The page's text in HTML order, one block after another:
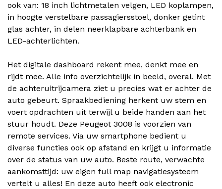
ook van: 18 inch lichtmetalen velgen, LED koplampen,
in hoogte verstelbare passagiersstoel, donker getint
glas achter, in delen neerklapbare achterbank en
LED-achterlichten.
Het digitale dashboard rekent mee, denkt mee en
rijdt mee. Alle info overzichtelijk in beeld, overal. Met
de achteruitrijcamera ziet u precies wat er achter de
auto gebeurt. Spraakbediening herkent uw stem en
voert opdrachten uit terwijl u beide handen aan het
stuur houdt. Deze Peugeot 3008 is voorzien van
remote services. Via uw smartphone bedient u
diverse functies ook op afstand en krijgt u informatie
over de status van uw auto. Beste route, verwachte
aankomsttijd: uw eigen full map navigatiesysteem
vertelt u alles! En deze auto heeft ook electronic